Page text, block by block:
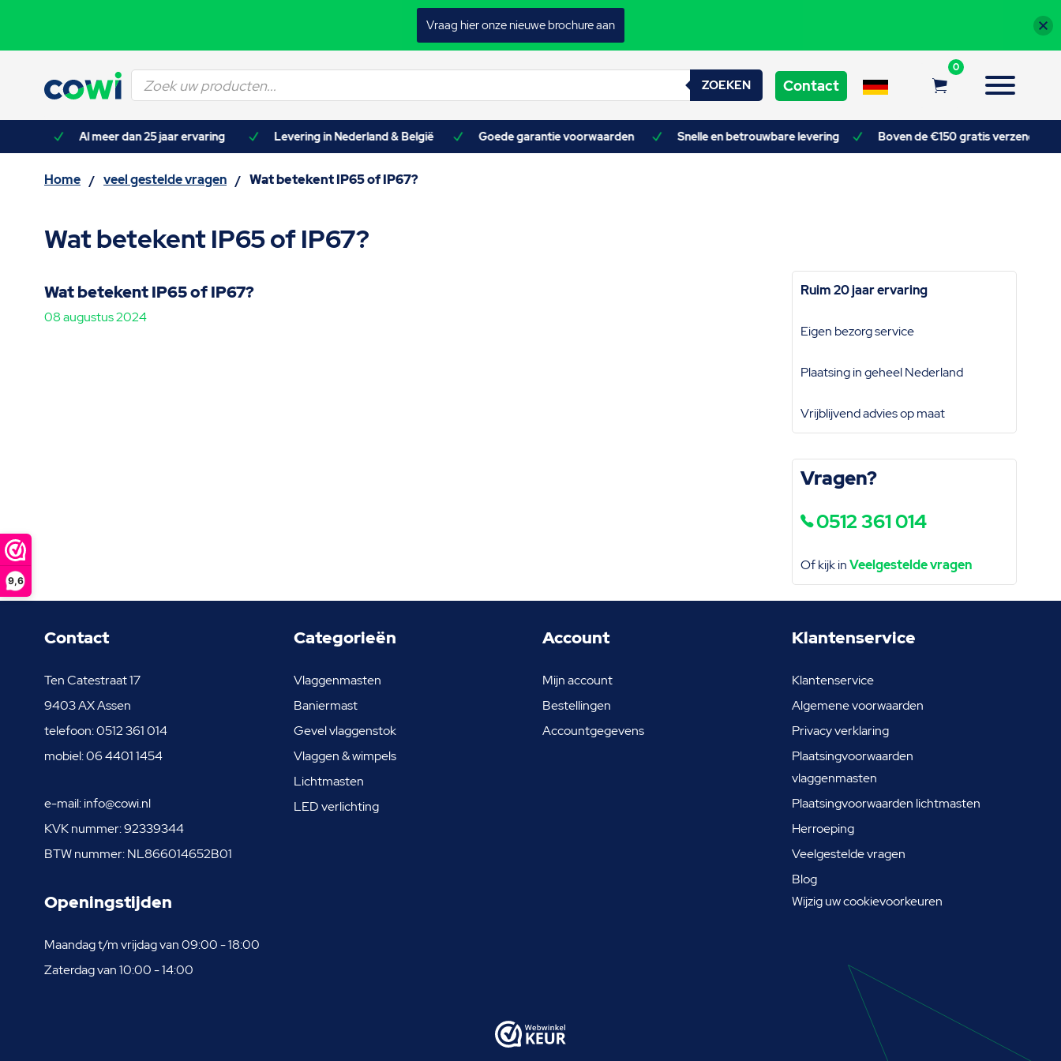
9,6
Producten
zoeken ZOEKEN Contact
0
Al meer dan 25 jaar ervaring Levering in Nederland & België Goede garantie voorwaarden Snelle en betrouwbare levering Boven de €150 gratis
Home / veel gestelde vragen / Wat betekent IP65 of IP67?
Wat betekent IP65 of IP67?
Wat betekent IP65 of IP67?
08 augustus 2024
Ruim 20 jaar ervaring
Eigen bezorg service
Plaatsing in geheel Nederland
Vrijblijvend advies op maat
Vragen?
0512 361 014
Of kijk inVeelgestelde vragen
Contact
Ten Catestraat 17
9403 AX Assen
telefoon:0512 361 014
mobiel:06 4401 1454
e-mail:info@cowi.nl
KVK nummer: 92339344
BTW nummer: NL866014652B01
Openingstijden
Maandag t/m vrijdag van 09:00 - 18:00
Zaterdag van 10:00 - 14:00
Categorieën
Vlaggenmasten
Baniermast
Gevel vlaggenstok
Vlaggen & wimpels
Lichtmasten
LED verlichting
Account
Mijn account
Bestellingen
Accountgegevens
Klantenservice
Klantenservice
Algemene voorwaarden
Privacy verklaring
Plaatsingvoorwaarden
vlaggenmasten
Plaatsingvoorwaarden lichtmasten
Herroeping
Veelgestelde vragen
Blog
Wijzig uw cookievoorkeuren
Vraag hier onze nieuwe brochure aan